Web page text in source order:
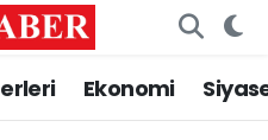
Ekonomi